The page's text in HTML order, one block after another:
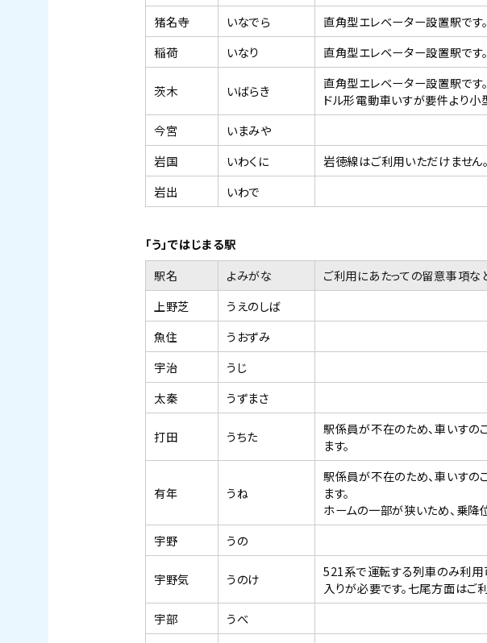
猪名寺
いなでら
直角型エレベーター設置駅です。
稲荷
いなり 直角型エレベーター設置駅です。
茨木 いばらき
直角型エレベーター設置駅です
ドル形電動車いすが要件より
今宮
いまみや
岩国
いわくに
岩徳線はご利用いただけません。
岩出
いわで
「う」ではじまる駅
駅名
よみがな
ご利用にあたっての留意事項な
上野芝
うえのしば
魚住
うおずみ
宇治
うじ
太秦
うずまさ
打田 うちた
駅係員が不在のため、車いすの
ます。
有年 うね
駅係員が不在のため、車いすの
ます。
ホームの一部が狭いため、乗降
宇野
うの
宇野気 うのけ
521系で運転する列車のみ利用
入りが必要です。七尾方面はご
宇部
うべ